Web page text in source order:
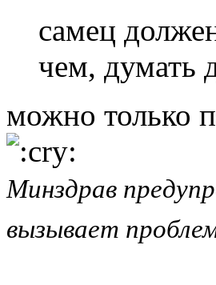
самец
чем, думать
можно только
Mинздрaв
вызывaет